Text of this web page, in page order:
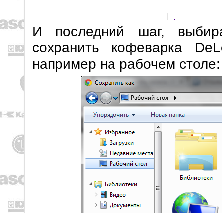
И последний шаг,
сохранить кофеварка
например на рабочем столе: